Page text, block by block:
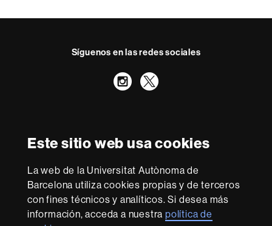
Este sitio web usa cookies
La web de la Universitat Autònoma de
Barcelona utiliza cookies propias y de terceros
con fines técnicos y analíticos. Si desea más
información, acceda a nuestrapolítica de
Síguenos en las redes sociales
Instagram
Twitter
Excellence
Research
-
Euraxess
Con la financiación de